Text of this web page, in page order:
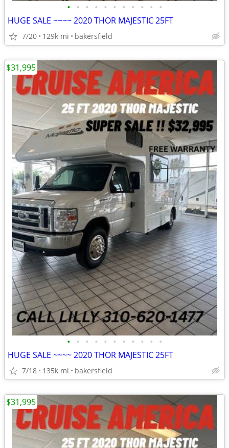
• • • • • • • • • • •
HUGE SALE ~~~~ 2020 THOR MAJESTIC 25FT
7/20 129k mi bakersfield
• • • • • • • • • • •
HUGE SALE ~~~~ 2020 THOR MAJESTIC 25FT
7/18 135k mi bakersfield
$31,995
$31,995